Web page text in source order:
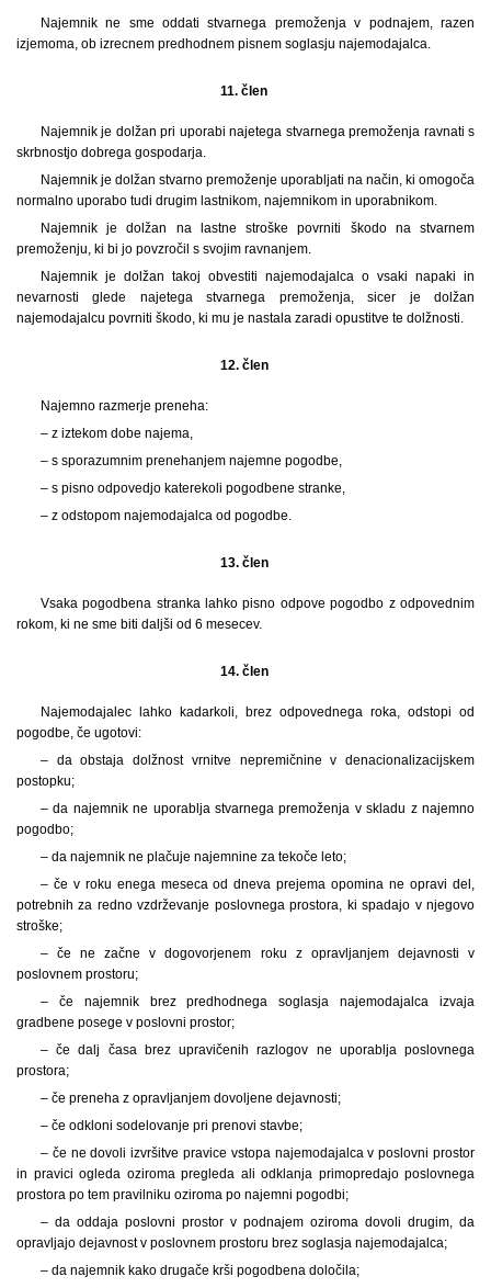
Najemnik ne sme oddati stvarnega premoženja v podnajem, razen
izjemoma, ob izrecnem predhodnem pisnem soglasju najemodajalca.
11. člen
Najemnik je dolžan pri uporabi najetega stvarnega premoženja ravnati s
skrbnostjo dobrega gospodarja.
Najemnik je dolžan stvarno premoženje uporabljati na način, ki omogoča
normalno uporabo tudi drugim lastnikom, najemnikom in uporabnikom.
Najemnik je dolžan na lastne stroške povrniti škodo na stvarnem
premoženju, ki bi jo povzročil s svojim ravnanjem.
Najemnik je dolžan takoj obvestiti najemodajalca o vsaki napaki in
nevarnosti glede najetega stvarnega premoženja, sicer je dolžan
najemodajalcu povrniti škodo, ki mu je nastala zaradi opustitve te dolžnosti.
12. člen
Najemno razmerje preneha:
– z iztekom dobe najema,
– s sporazumnim prenehanjem najemne pogodbe,
– s pisno odpovedjo katerekoli pogodbene stranke,
– z odstopom najemodajalca od pogodbe.
13. člen
Vsaka pogodbena stranka lahko pisno odpove pogodbo z odpovednim
rokom, ki ne sme biti daljši od 6 mesecev.
14. člen
Najemodajalec lahko kadarkoli, brez odpovednega roka, odstopi od
pogodbe, če ugotovi:
– da obstaja dolžnost vrnitve nepremičnine v denacionalizacijskem
postopku;
– da najemnik ne uporablja stvarnega premoženja v skladu z najemno
pogodbo;
– da najemnik ne plačuje najemnine za tekoče leto;
– če v roku enega meseca od dneva prejema opomina ne opravi del,
potrebnih za redno vzdrževanje poslovnega prostora, ki spadajo v njegovo
stroške;
– če ne začne v dogovorjenem roku z opravljanjem dejavnosti v
poslovnem prostoru;
– če najemnik brez predhodnega soglasja najemodajalca izvaja
gradbene posege v poslovni prostor;
– če dalj časa brez upravičenih razlogov ne uporablja poslovnega
prostora;
– če preneha z opravljanjem dovoljene dejavnosti;
– če odkloni sodelovanje pri prenovi stavbe;
– če ne dovoli izvršitve pravice vstopa najemodajalca v poslovni prostor
in pravici ogleda oziroma pregleda ali odklanja primopredajo poslovnega
prostora po tem pravilniku oziroma po najemni pogodbi;
– da oddaja poslovni prostor v podnajem oziroma dovoli drugim, da
opravljajo dejavnost v poslovnem prostoru brez soglasja najemodajalca;
– da najemnik kako drugače krši pogodbena določila;